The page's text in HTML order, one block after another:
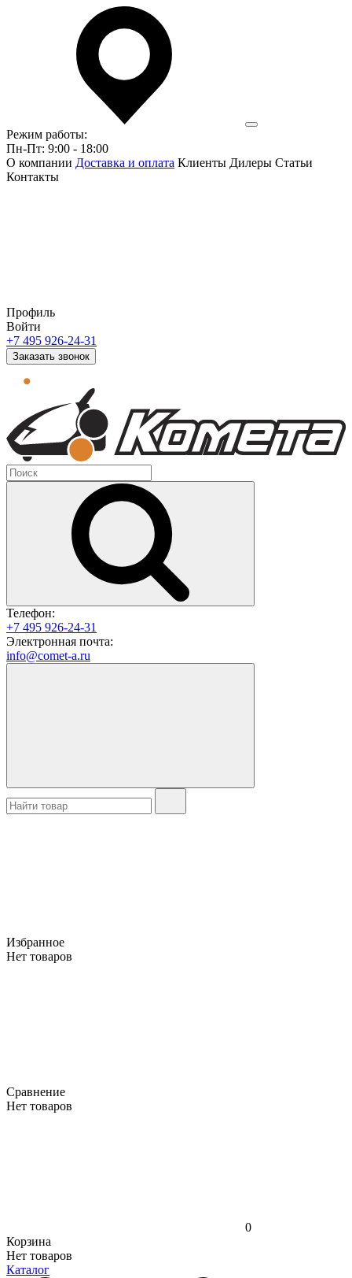
Режим работы:
Пн-Пт: 9:00 - 18:00
О компании Доставка и оплата Клиенты Дилеры Статьи
Контакты
Профиль
Войти
+7 495 926-24-31
Заказать звонок
Телефон:
+7 495 926-24-31
Электронная почта:
info@comet-a.ru
Избранное
Нет товаров
Сравнение
Нет товаров
0
Корзина
Нет товаров
Каталог